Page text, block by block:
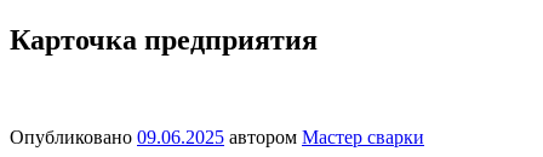
Карточка предприятия
Опубликовано 09.06.2025 автором Мастер сварки